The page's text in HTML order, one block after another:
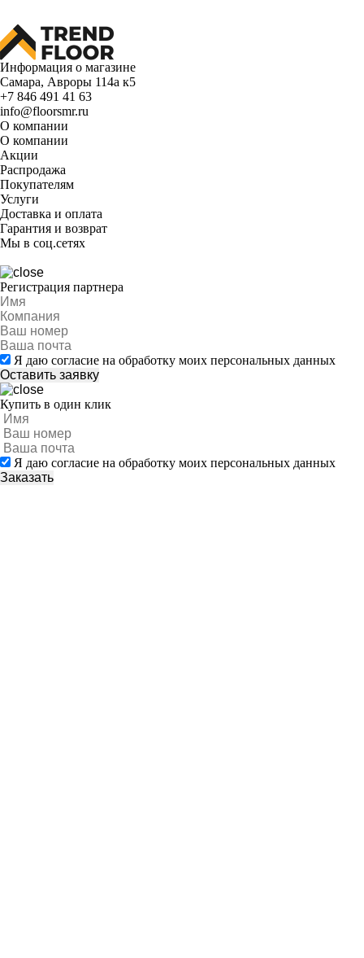
Информация о магазине
Самара, Авроры 114а к5
+7 846 491 41 63
info@floorsmr.ru
О компании
О компании
Акции
Распродажа
Покупателям
Услуги
Доставка и оплата
Гарантия и возврат
Мы в соц.сетях
Регистрация партнера
Я даю согласие на обработку моих персональных данных
Купить в один клик
Я даю согласие на обработку моих персональных данных